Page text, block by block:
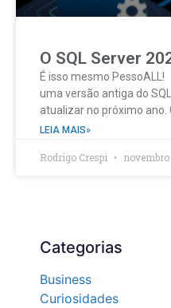
O SQL Server
É isso mesmo
uma versão antiga do
atualizar no próximo ano.
LEIA MAIS»
Rodrigo Crespi novembro
Categorias
Business
Curiosidades